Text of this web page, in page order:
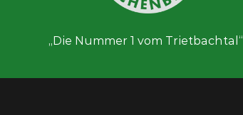
„Die Nummer 1 vom Trietbachtal“